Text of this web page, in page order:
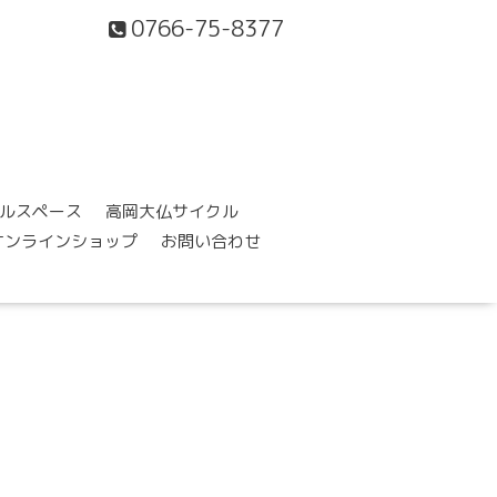
0766-75-8377
スペース
高岡大仏サイクル
ラインショップ
お問い合わせ